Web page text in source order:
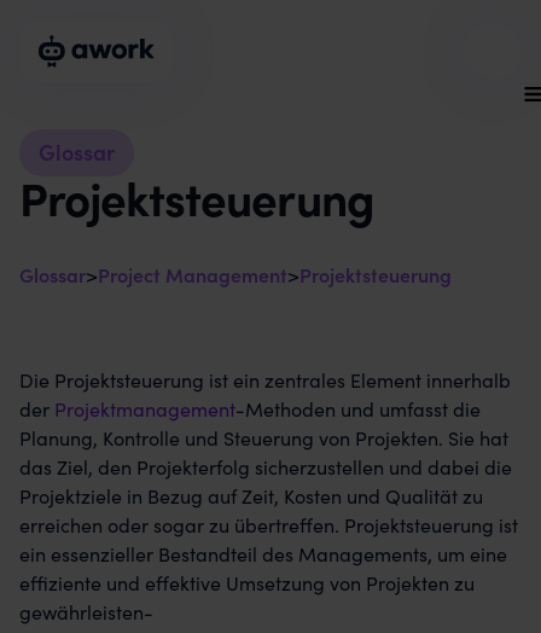
Glossar
Projektsteuerung
Glossar>Project Management>Projektsteuerung
Die Projektsteuerung ist ein zentrales Element innerhalb
der Projektmanagement-Methoden und umfasst die
Planung, Kontrolle und Steuerung von Projekten. Sie hat
das Ziel, den Projekterfolg sicherzustellen und dabei die
Projektziele in Bezug auf Zeit, Kosten und Qualität zu
erreichen oder sogar zu übertreffen. Projektsteuerung ist
ein essenzieller Bestandteil des Managements, um eine
effiziente und effektive Umsetzung von Projekten zu
gewährleisten-